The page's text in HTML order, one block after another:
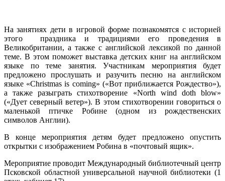
На занятиях дети в игровой форме познакомятся с историей
этого праздника и традициями его проведения в
Великобритании, а также с английской лексикой по данной
теме. В этом поможет выставка детских книг на английском
языке по теме занятия. Участникам мероприятия будет
предложено прослушать и разучить песню на английском
языке «Christmas is coming» («Вот приближается Рождество»),
а также разыграть стихотворение «North wind doth blow»
(«Дует северный ветер»). В этом стихотворении говориться о
маленькой птичке Робине (одном из рождественских
символов Англии).
В конце мероприятия детям будет предложено опустить
открытки с изображением Робина в «почтовый ящик».
Мероприятие проводит Международный библиотечный центр
Псковской областной универсальной научной библиотеки (1